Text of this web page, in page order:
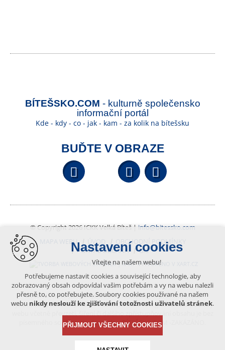
BÍTEŠSKO.COM - kulturně společensko
informační portál
Kde - kdy - co - jak - kam - za kolik na bítešsku
BUĎTE V OBRAZE
Facebook YouTube
© Copyright 2026 ICKK Velká Bíteš | info@bitessko.com
MAPA WEBU
ÚVOD
OBCHODNÍ PODMÍNKY
PORTÁL OBČANA
GIS
VYTVOŘENO V XART.CZ
Obsah tohoto portálu je chráněn autorským právem, které
vykonává vydavatel. Jakékoliv užití článků a fotografií z této podoby
písemného souhlasu vydavatele – BÍTEŠSKO.COM -ZAKÁZÁNO.
Nastavení cookies
Vítejte na našem webu!
Potřebujeme nastavit cookies a související technologie, aby
zobrazovaný obsah odpovídal vašim potřebám a vy na webu nalezli
přesně to, co potřebujete. Soubory cookies používané na našem
webu nikdy neslouží ke zjišťování totožnosti uživatelů stránek.
PŘIJMOUT VŠECHNY COOKIES